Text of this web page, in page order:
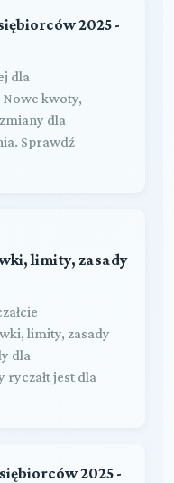
2025 -
dla
kwoty,
dla
Sprawdź
limity, zasady
limity, zasady
dla
ryczałt jest dla
2025 -